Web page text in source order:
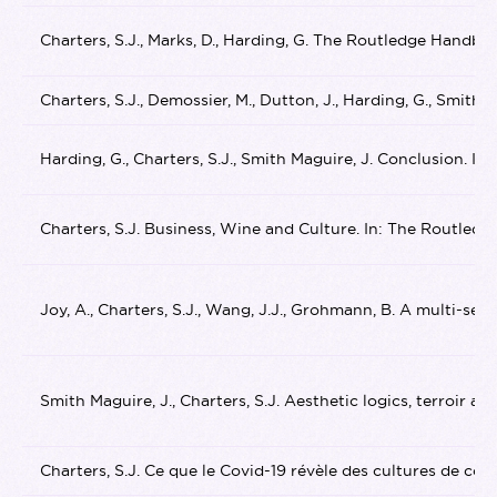
Charters, S.J., Marks, D., Harding, G. The Routledge
Charters, S.J., Demossier, M., Dutton, J., Harding, G.,
Harding, G., Charters, S.J., Smith Maguire, J. Conclusion.
Charters, S.J. Business, Wine and Culture. In: The
Joy, A., Charters, S.J., Wang, J.J., Grohmann, B. A multi-
Smith Maguire, J., Charters, S.J. Aesthetic logics, terroir
Charters, S.J. Ce que le Covid-19 révèle des cultures de